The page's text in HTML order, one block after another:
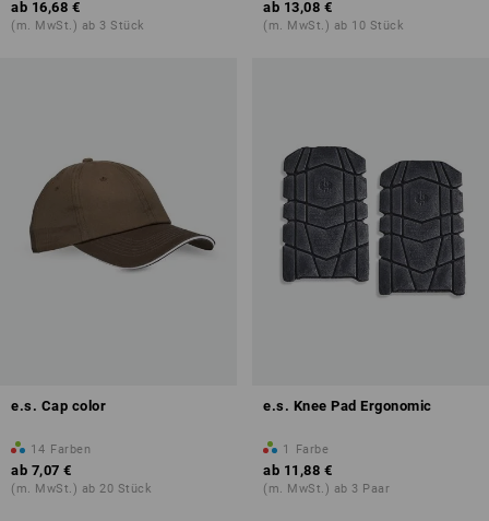
ab 16,68 €
(m. MwSt.) ab 3 Stück
ab 13,08 €
(m. MwSt.) ab 10 Stück
e.s. Cap color
14 Farben
ab 7,07 €
(m. MwSt.) ab 20 Stück
e.s. Knee Pad Ergonomic
1 Farbe
ab 11,88 €
(m. MwSt.) ab 3 Paar